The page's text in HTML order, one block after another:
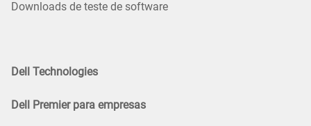
Downloads de teste de software
Dell Technologies
Dell Premier para empresas